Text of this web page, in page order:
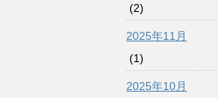
(2)
2025年11月
(1)
2025年10月